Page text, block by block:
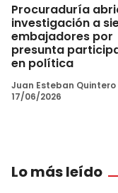
Procuraduría
investigación a
embajadores por
presunta
en política
Juan Esteban Quintero
17/06/2026
Lo más leído